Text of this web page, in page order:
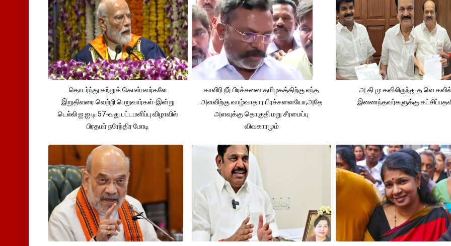
தொடர்ந்து கற்றுக் கொள்பவர்களே
இறுதிவரை வெற்றி பெறுவார்கள்-இன்று
டெல்லி ஐ.ஐ.டி 57-வது பட்டமளிப்பு விழாவில்
பிரதமர் நரேந்திர மோடி
காவிரி நீர் பிரச்சனை தமிழகத்திற்கு எந்த
அளவிற்கு வாழ்வாதார பிரச்சனையோ,அதே
அளவுக்கு தொகுதி மறு சீரமைப்பு
விவகாரமும்
அ.தி.மு.கவிலிருந்து
இணைந்தவர்களுக்கு